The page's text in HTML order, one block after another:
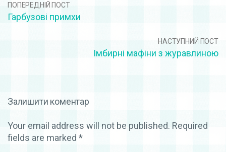
ПОПЕРЕДНІЙ ПОСТ
Гарбузові примхи
НАСТУПНИЙ ПОСТ
Імбирні мафіни з журавлиною
Залишити коментар
Your email address will not be published. Required
fields are marked *